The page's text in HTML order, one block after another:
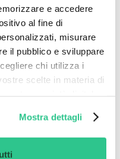
e accedere
al fine di
misurare
il pubblico e sviluppare
chi utilizza i
scelte in materia di
in qualsiasi
cookie o facendo clic
Mostra dettagli
Panda Hybrid:
, griglia frontale
in 3D sulle porte e
Ogni dettaglio